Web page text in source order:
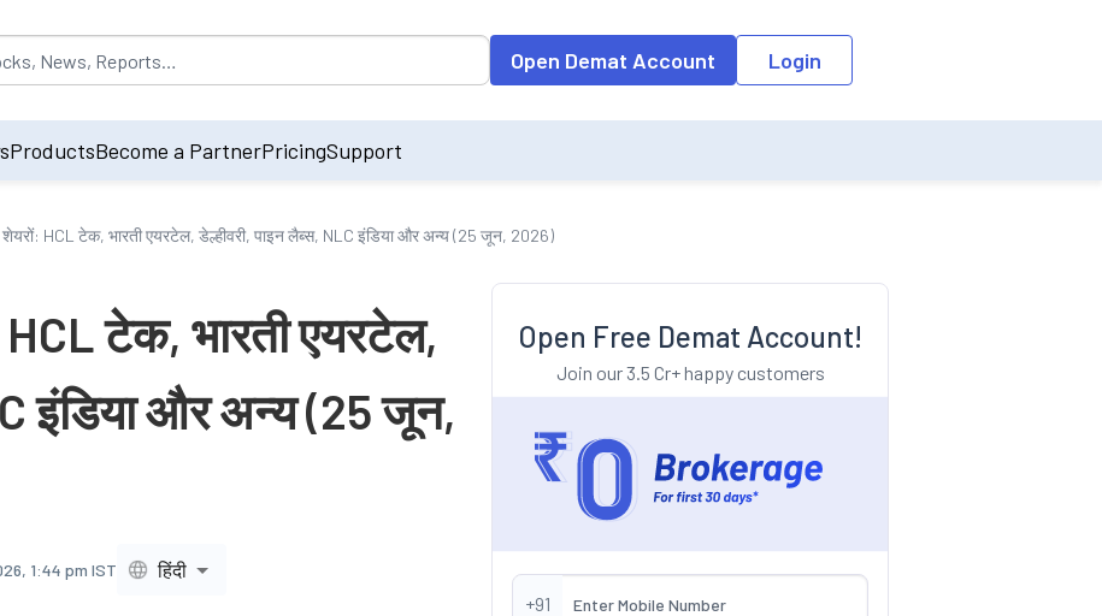
populated by default on accessing the input field. On entering data into the input field, the suggestion list will be updated as per the
Open Demat Account Login
ProductsBecome a PartnerPricingSupport
HCL टेक, भारती एयरटेल, डेल्हीवरी, पाइन लैब्स, NLC इंडिया और अन्य (25 जून, 2026)
टेक, भारती एयरटेल,
इंडिया और अन्य (25 जून,
1:44 pm IST हिंदी
Open Free Demat Account!
Join our 3.5 Cr+ happy customers
+91